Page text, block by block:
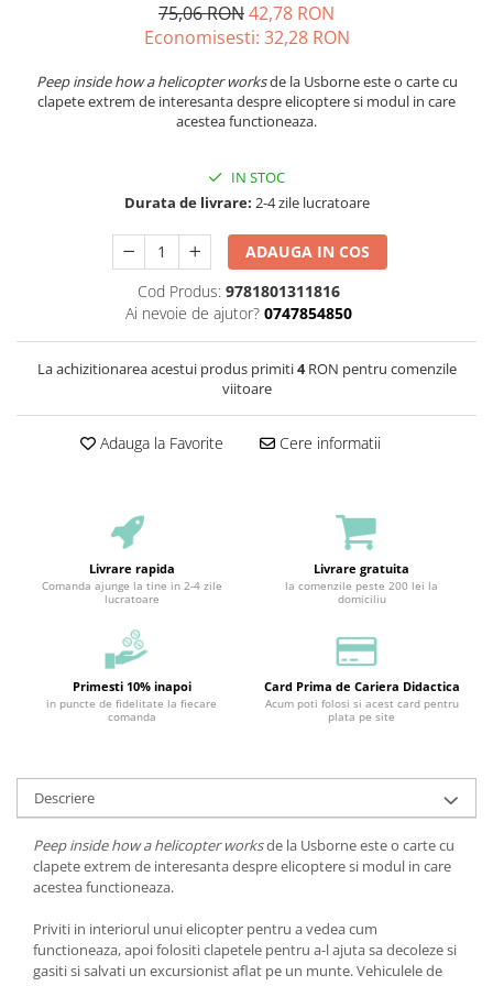
75,06 RON42,78 RON
Economisesti: 32,28 RON
Peep inside how a helicopter worksde la Usborne este o carte cu
clapete extrem de interesanta despre elicoptere si modul in care
acestea functioneaza.
IN STOC
Durata de livrare: 2-4 zile lucratoare
ADAUGA IN COS
Cod Produs: 9781801311816
Ai nevoie de ajutor? 0747854850
La achizitionarea acestui produs primiti4RON pentru comenzile
viitoare
Adauga la Favorite Cere informatii
Livrare rapida
Comanda ajunge la tine in 2-4 zile
lucratoare
Livrare gratuita
la comenzile peste 200 lei la
domiciliu
Primesti 10% inapoi
in puncte de fidelitate la fiecare
comanda
Card Prima de Cariera Didactica
Acum poti folosi si acest card pentru
plata pe site
Descriere
Peep inside how a helicopter worksde la Usborne este o carte cu
clapete extrem de interesanta despre elicoptere si modul in care
acestea functioneaza.
Priviti in interiorul unui elicopter pentru a vedea cum
functioneaza, apoi folositi clapetele pentru a-l ajuta sa decoleze si
gasiti si salvati un excursionist aflat pe un munte. Vehiculele de